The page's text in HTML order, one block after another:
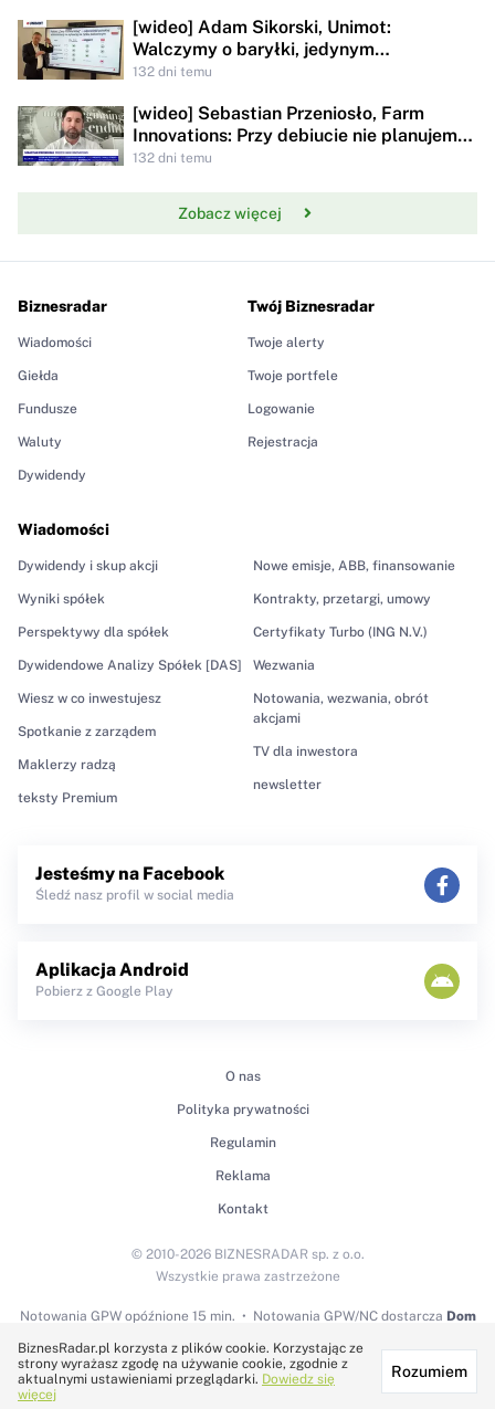
[wideo] Adam Sikorski, Unimot:
Walczymy o baryłki, jedynym
skutecznym sposobem jest CCC – 'cena
132 dni temu
[wideo] Sebastian Przeniosło, Farm
Innovations: Przy debiucie nie planujemy
emisji. Do takowych dojdzie w kolejnych
132 dni temu
Zobacz więcej
Biznesradar
Wiadomości
Giełda
Fundusze
Waluty
Dywidendy
Wiadomości
Dywidendy i skup akcji
Wyniki spółek
Perspektywy dla spółek
Dywidendowe Analizy Spółek [DAS]
Wiesz w co inwestujesz
Spotkanie z zarządem
Maklerzy radzą
teksty Premium
Nowe emisje, ABB, finansowanie
Kontrakty, przetargi, umowy
Certyfikaty Turbo (ING N.V.)
Wezwania
Notowania, wezwania, obrót
akcjami
TV dla inwestora
newsletter
Twój Biznesradar
Twoje alerty
Twoje portfele
Logowanie
Rejestracja
Jesteśmy na Facebook
Śledź nasz profil w social media
Aplikacja Android
Pobierz z Google Play
O nas
Polityka prywatności
Regulamin
Reklama
Kontakt
Notowania GPWopóźnione 15 min. Notowania GPW/NC dostarcza Dom
© 2010-2026 BIZNESRADAR sp. z o.o.
Wszystkie prawa zastrzeżone
Technologię dostarcza:
BiznesRadar.pl korzysta z plików cookie. Korzystając ze
strony wyrażasz zgodę na używanie cookie, zgodnie z
aktualnymi ustawieniami przeglądarki. Dowiedz się
więcej
Rozumiem